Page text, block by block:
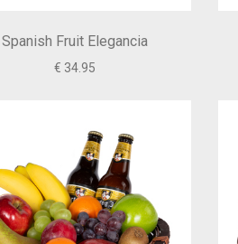
Spanish Fruit Elegancia
€ 34.95